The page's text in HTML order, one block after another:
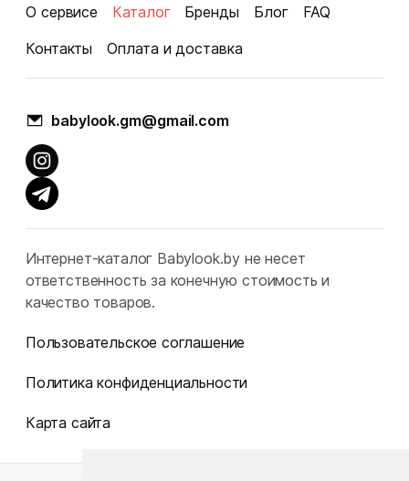
О сервисе Каталог Бренды Блог
FAQ
Контакты
Оплата и доставка
babylook.gm@gmail.com
Интернет-каталог Babylook.by не несет
ответственность за конечную стоимость и
качество товаров.
Пользовательское соглашение
Политика конфиденциальности
Карта сайта